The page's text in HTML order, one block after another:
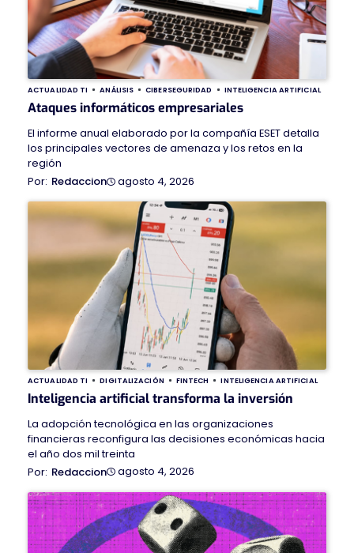
ACTUALIDAD TI ANÁLISIS CIBERSEGURIDAD INTELIGENCIA ARTIFICIAL
Ataques informáticos empresariales
El informe anual elaborado por la compañía ESET detalla
los principales vectores de amenaza y los retos en la
región
Redaccion
agosto 4, 2026
ACTUALIDAD TI DIGITALIZACIÓN FINTECH INTELIGENCIA ARTIFICIAL
Inteligencia artificial transforma la inversión
La adopción tecnológica en las organizaciones
financieras reconfigura las decisiones económicas hacia
el año dos mil treinta
Redaccion
agosto 4, 2026